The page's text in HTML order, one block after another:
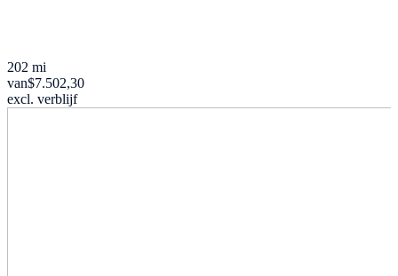
202 mi
van$7.502,30
excl. verblijf